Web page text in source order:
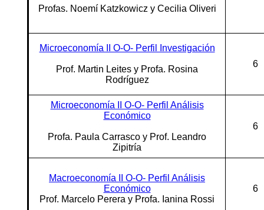
Profas. Noemí Katzkowicz y Cecilia Oliveri
Microeconomía II O-O- Perfil Investigación
Prof. Martin Leites y Profa. Rosina
Rodríguez
6
Microeconomía II O-O- Perfil Análisis
Económico
Profa. Paula Carrasco y Prof. Leandro
Zipitría
6
Macroeconomía II O-O- Perfil Análisis
Económico
Prof. Marcelo Perera y Profa. Ianina Rossi
6